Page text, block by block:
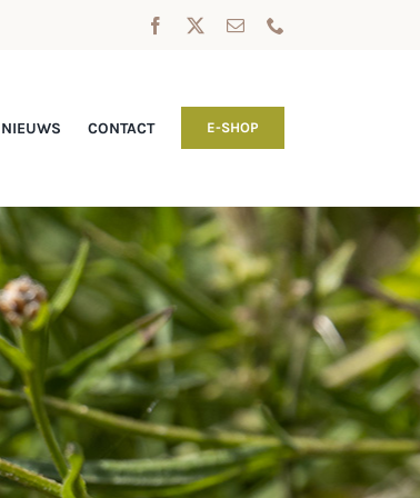
NIEUWS CONTACT E-SHOP